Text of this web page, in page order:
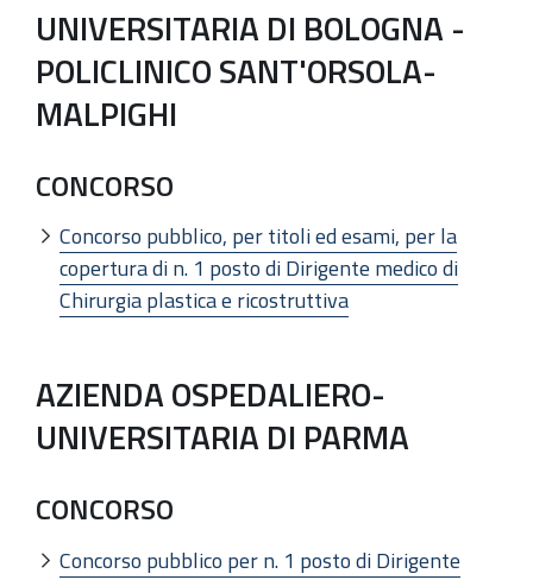
UNIVERSITARIA DI BOLOGNA -
POLICLINICO SANT'ORSOLA-
MALPIGHI
CONCORSO
Concorso pubblico, per titoli ed esami, per la
copertura di n. 1 posto di Dirigente medico di
Chirurgia plastica e ricostruttiva
AZIENDA OSPEDALIERO-
UNIVERSITARIA DI PARMA
CONCORSO
Concorso pubblico per n. 1 posto di Dirigente